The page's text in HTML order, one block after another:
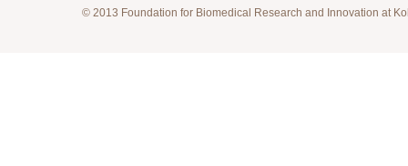
© 2013 Foundation for Biomedical Research and Innovation at